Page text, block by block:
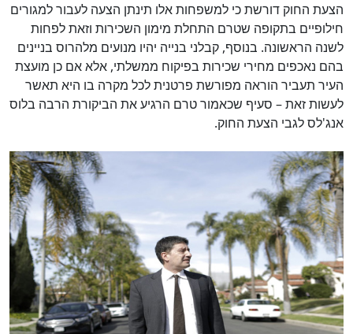
הצעת החוק דורשת כי למשפחות אלו תינתן הצעה לעבור למגורים
חילופיים בתקופה שטרם התחלת מימון השכירות וזאת לפחות
לשנה הראשונה. בנוסף, קבלני בנייה יהיו מנועים מלהרוס בניינים
בהם נאכפים מחירי שכירות בפיקוח ממשלתי, אלא אם כן מועצת
העיר תעביר הוראה מפורשת פרטנית לכל מקרה בו היא תאשר
לעשות זאת – סעיף שכאמור טרם הרגיע את הביקורת הרבה בלוס
אנג'לס לגבי הצעת החוק.